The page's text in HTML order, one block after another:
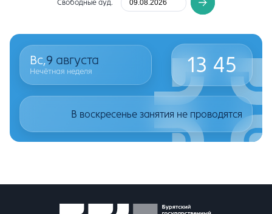
Свободные ауд.
Вс,9 августа
Нечётная неделя 13 45
В воскресенье занятия не проводятся